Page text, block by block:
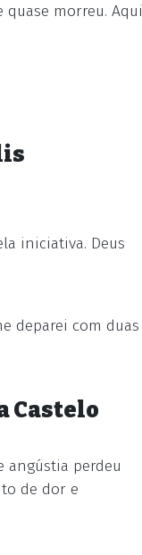
morreu. Aqui
iniciativa. Deus
deparei com duas
Castelo
angústia perdeu
de dor e